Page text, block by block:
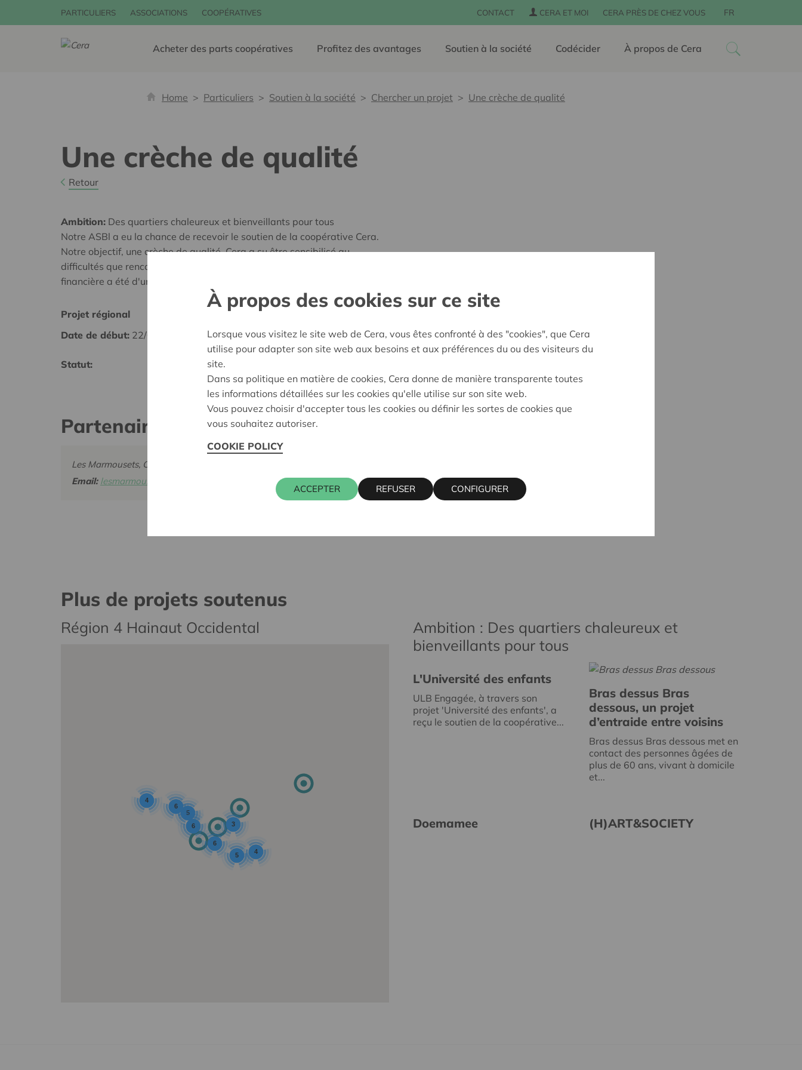
PARTICULIERS ASSOCIATIONS COOPÉRATIVES CONTACT CERA ET MOI CERA PRÈS DE CHEZ VOUS FR
Acheter des parts coopératives Profitez des avantages Soutien à la société Codécider À propos de Cera
Home Particuliers Soutien à la société Chercher un projet Une crèche de qualité
Une crèche de qualité
Retour
Ambition: Des quartiers chaleureux et bienveillants pour tous
Notre ASBl a eu la chance de recevoir le soutien de la coopérative Cera.
Notre objectif, une crèche de qualité. Cera a su être sensibilisé au
difficultés que rencontre les crèches non subventionnées. Leur aide
financière a été d'une aide très précieuse pour notre ASBL .
Projet régional
Date de début: 22/05/2025
Statut:
Hainaut Occidental
Date de décision:22/05/2025
Partenaire
Les Marmousets, Chaussée de Warneton 26, 7780 COMINES-WARNETON
Email: lesmarmousets@outlook.be
016 27 96 23
christophe.kevelaer@cera.coop
Plus de projets soutenus
Région 4 Hainaut Occidental
5
6
5
6
6
4
4
3
Ambition : Des quartiers chaleureux et
bienveillants pour tous
L'Université des enfants
ULB Engagée, à travers son
projet 'Université des enfants', a
reçu le soutien de la coopérative...
Bras dessus Bras
dessous, un projet
d’entraide entre voisins
Bras dessus Bras dessous met en
contact des personnes âgées de
plus de 60 ans, vivant à domicile
et...
Doemamee (H)ART&SOCIETY
À propos des cookies sur ce site
Lorsque vous visitez le site web de Cera, vous êtes confronté à des "cookies", que Cera
utilise pour adapter son site web aux besoins et aux préférences du ou des visiteurs du
site.
Dans sa politique en matière de cookies, Cera donne de manière transparente toutes
les informations détaillées sur les cookies qu'elle utilise sur son site web.
Vous pouvez choisir d'accepter tous les cookies ou définir les sortes de cookies que
vous souhaitez autoriser.
COOKIE POLICY
ACCEPTER REFUSER CONFIGURER